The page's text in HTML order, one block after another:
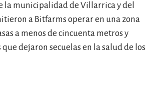
la municipalidad de Villarrica y del
a Bitfarms operar en una zona
a menos de cincuenta metros y
dejaron secuelas en la salud de los